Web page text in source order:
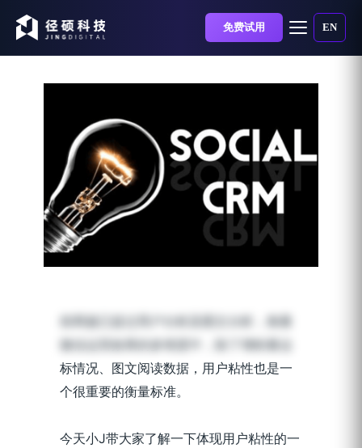
免费试用 EN
之三：互动分析
发布时间：2018-10-08 | 阅读时长：4 分钟
前两篇已提过用户分析及图文分析，衡量
微信运营效果的多维度中，除了增粉量达
标情况、图文阅读数据，用户粘性也是一
个很重要的衡量标准。
今天小J带大家了解一下体现用户粘性的一